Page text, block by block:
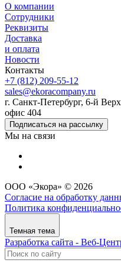
О компании
Сотрудники
Реквизиты
Доставка
и оплата
Новости
Контакты
+7 (812) 209-55-12
sales@ekoracompany.ru
г. Санкт-Петербург, 6-й
офис 404
Подписаться на рассылку
Мы на связи
ООО «Экора» © 2026
Согласие на обработку
Политика
Темная тема
Разработка сайта - Веб-